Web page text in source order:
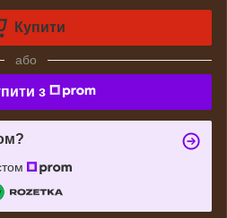
Купити
або
з